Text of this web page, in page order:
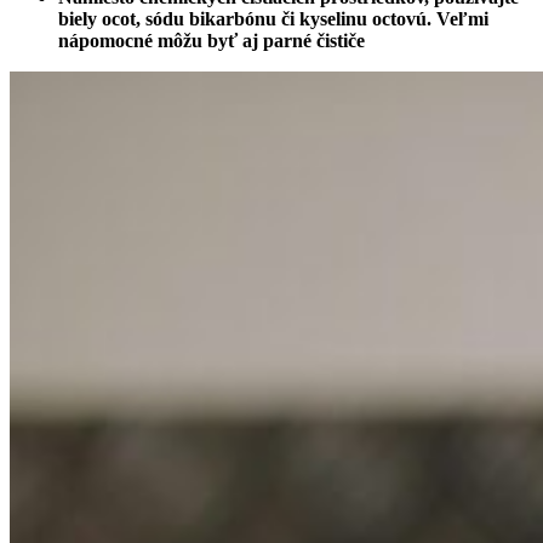
biely ocot, sódu bikarbónu či kyselinu octovú. Veľmi
nápomocné môžu byť aj parné čističe